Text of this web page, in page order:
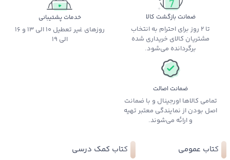
ضمانت بازگشت کالا
تا 2 روز برای احترام به انتخاب
مشتریان کالای خریداری شده
برگردانده می‌شود.
خدمات پشتیبانی
روزهای غیر تعطیل 10 الی 13 و 16
الی 19
ضمانت اصالت
تمامی کالاها اورجینال و با ضمانت
اصل بودن از نمایندگی معتبر تهیه
و ارائه می‌شوند.
کتاب عمومی کتاب کمک درسی